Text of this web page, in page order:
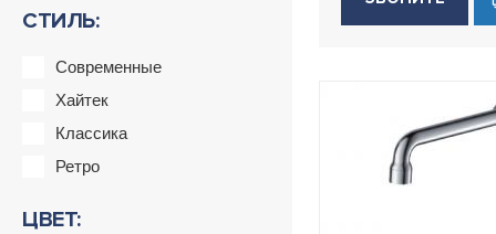
СТИЛЬ:
Современные
Хайтек
Классика
Ретро
ЦВЕТ: